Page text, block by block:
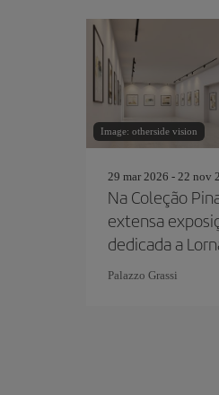
Image: otherside vision
29 mar 2026 - 22 nov
Na Coleção
extensa
dedicada a
Palazzo Grassi